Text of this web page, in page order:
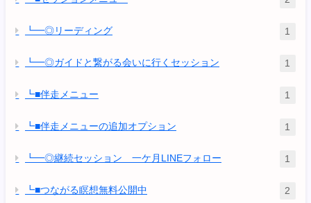
┗━◎リーディング 1
┗━◎ガイドと繋がる会いに行くセッション 1
┗■伴走メニュー 1
┗■伴走メニューの追加オプション 1
┗━◎継続セッション 一ケ月LINEフォロー 1
┗■つながる瞑想無料公開中 2